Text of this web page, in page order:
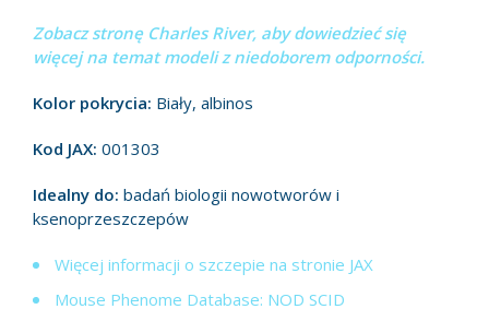
Zobacz stronę Charles River, aby dowiedzieć się
więcej na temat modeli z niedoborem odporności.
Kolor pokrycia: Biały, albinos
Kod JAX: 001303
Idealny do: badań biologii nowotworów i
ksenoprzeszczepów
Więcej informacji o szczepie na stronie JAX
Mouse Phenome Database: NOD SCID